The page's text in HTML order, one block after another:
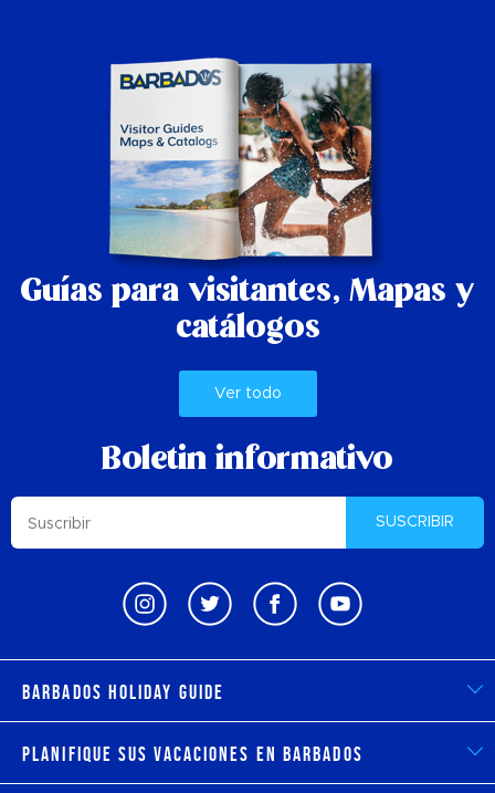
Guías para visitantes, Mapas y
catálogos
Ver todo
Boletin informativo
SUSCRIBIR
Barbados Holiday Guide
Planifique sus vacaciones en Barbados